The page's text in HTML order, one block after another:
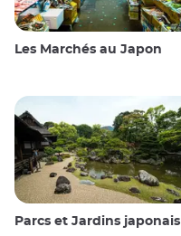
Les Marchés au Japon
Parcs et Jardins japonais